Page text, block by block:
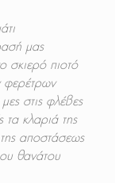
μας
σκιερό πιοτό
φερέτρων
στις φλέβες
κλαριά της
αποστάσεως
θανάτου